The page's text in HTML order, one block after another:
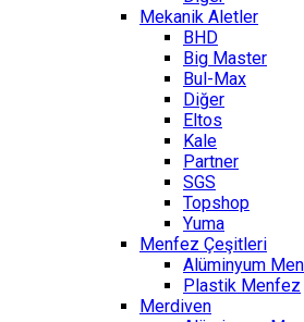
Mekanik Aletler
BHD
Big Master
Bul-Max
Diğer
Eltos
Kale
Partner
SGS
Topshop
Yuma
Menfez Çeşitleri
Alüminyum
Plastik Menfez
Merdiven